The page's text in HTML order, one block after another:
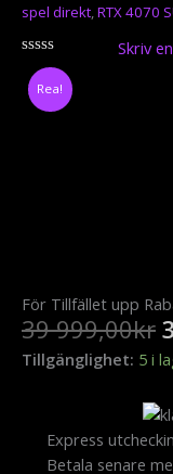
spel direkt RTX 4070
stjärnor
Skriv
Rea!
För Tillfället upp
39 999,00kr
Tillgänglighet: 5 i
Express
Betala senare